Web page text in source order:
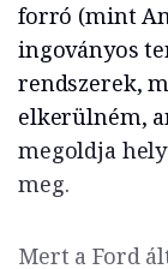
forró (mint
ingoványos
rendszerek,
elkerülném,
megoldja
meg.
Mert a Ford